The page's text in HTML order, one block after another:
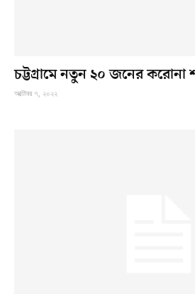
চট্টগ্রামে নতুন ২০ জনের করোনা
অক্টোবর ৭, ২০২২